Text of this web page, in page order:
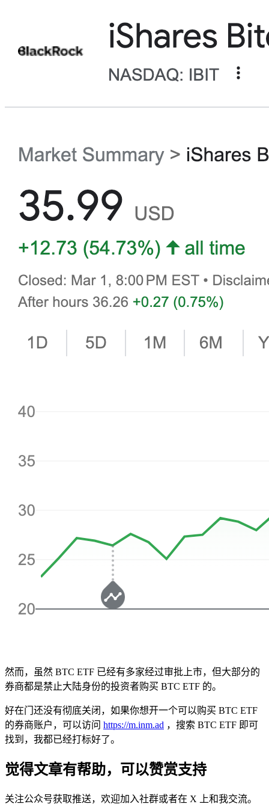
然而，虽然 BTC ETF 已经有多家经过审批上市，但大部分的
券商都是禁止大陆身份的投资者购买 BTC ETF 的。
好在门还没有彻底关闭，如果你想开一个可以购买 BTC ETF
的券商账户，可以访问 https://m.inm.ad ，搜索 BTC ETF 即可
找到，我都已经打标好了。
觉得文章有帮助，可以赞赏支持
关注公众号获取推送，欢迎加入社群或者在 X 上和我交流。